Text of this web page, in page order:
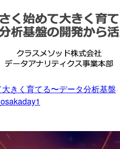
大きく育てる〜データ分析基盤